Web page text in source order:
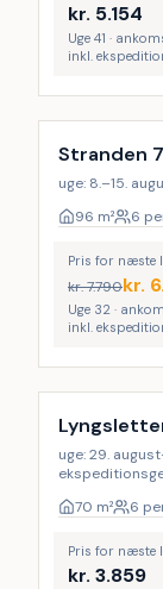
kr. 5.154
Uge 41 ·
inkl.
Stranden
uge: 8.–15.
96 m² 6
Pris for næste
kr.7.790kr.
Uge 32 ·
inkl.
uge: 29.
70 m² 6
Pris for næste
kr. 3.859